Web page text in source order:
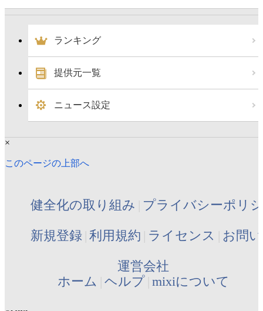
ランキング
提供元一覧
ニュース設定
×
このページの上部へ
健全化の取り組み プライバシーポリ
新規登録 利用規約 ライセンス お問
運営会社
ホーム ヘルプ mixiについて